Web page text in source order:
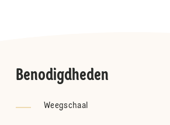
Benodigdheden
Weegschaal